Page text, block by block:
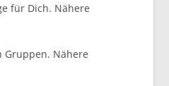
für Dich. Nähere
Nähere